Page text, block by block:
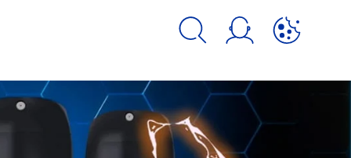
и аналогичных инструментов.